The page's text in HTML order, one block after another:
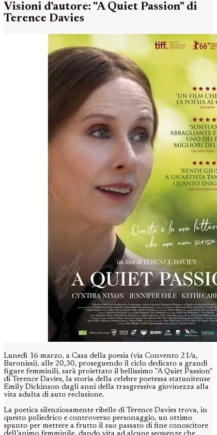
Visioni d'autore: "A Quiet Passion" di
Terence Davies
Lunedì 16 marzo, a Casa della poesia (via Convento 21/a,
Baronissi), alle 20,30, proseguendo il ciclo dedicato a grandi
figure femminili, sarà proiettato il bellissimo "A Quiet Passion"
di Terence Davies, la storia della celebre poetessa statunitense
Emily Dickinson dagli anni della trasgressiva giovinezza alla
vita adulta di auto reclusione.
La poetica silenziosamente ribelle di Terence Davies trova, in
questo poliedrico e controverso personaggio, un ottimo
spunto per mettere a frutto il suo passato di fine conoscitore
dell’animo femminile, dando vita ad alcune sequenze che